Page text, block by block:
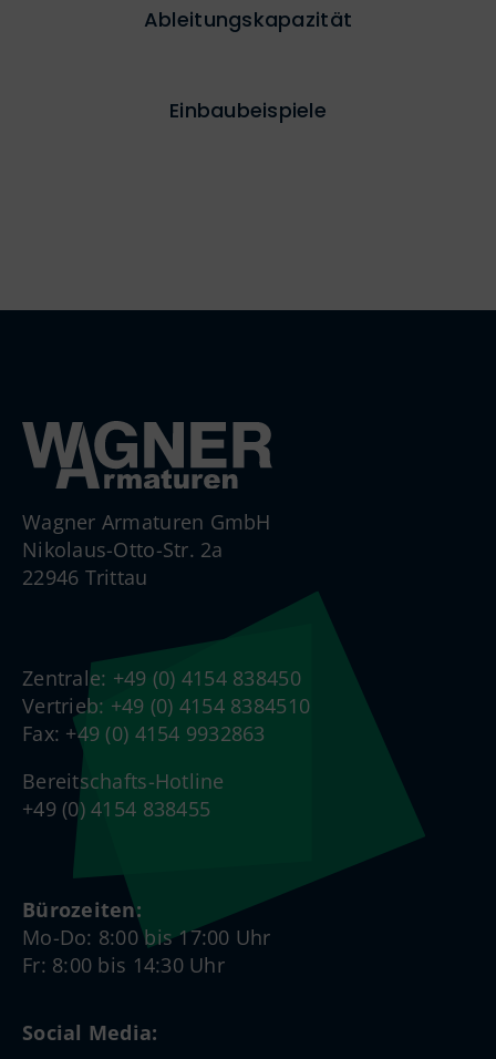
Ableitungskapazität
Einbaubeispiele
Wagner Armaturen GmbH
Nikolaus-Otto-Str. 2a
22946 Trittau
Zentrale: +49 (0) 4154 838450
Vertrieb: +49 (0) 4154 8384510
Fax: +49 (0) 4154 9932863
Bereitschafts-Hotline
+49 (0) 4154 838455
Bürozeiten:
Mo-Do: 8:00 bis 17:00 Uhr
Fr: 8:00 bis 14:30 Uhr
Social Media: